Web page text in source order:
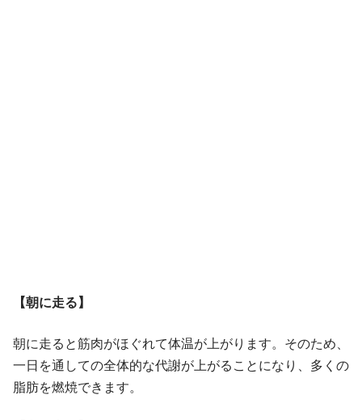
【朝に走る】
朝に走ると筋肉がほぐれて体温が上がります。そのため、
一日を通しての全体的な代謝が上がることになり、多くの
脂肪を燃焼できます。